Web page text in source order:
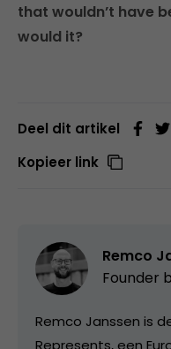
that wouldn’t have
would it?
Deel dit artikel
Kopieer link
Remco
Founder
Remco Janssen is
Represents, een